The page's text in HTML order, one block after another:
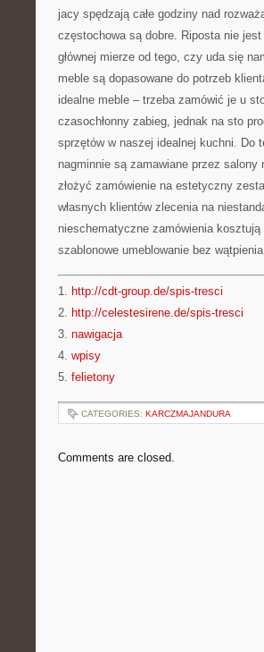
jacy spędzają całe godziny nad
częstochowa są dobre. Riposta nie
głównej mierze od tego, czy uda się
meble są dopasowane do potrzeb
idealne meble – trzeba zamówić je u
czasochłonny zabieg, jednak na sto
sprzętów w naszej idealnej kuchni. Do
nagminnie są zamawiane przez
złożyć zamówienie na estetyczny
własnych klientów zlecenia na
nieschematyczne zamówienia
szablonowe umeblowanie bez
1. http://cdt-group.de/spis-tresci
2. http://celestesirene.de/spis-tresci
3. nawigacja
4. wpisy
5. felietony
CATEGORIES: KARCZMAJANDURA
Comments are closed.